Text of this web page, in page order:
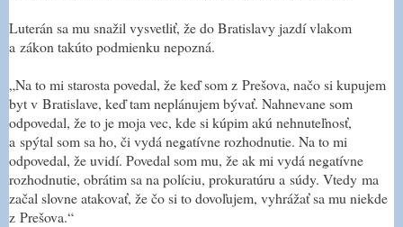
Luterán sa mu snažil vysvetliť, že do Bratislavy jazdí vlakom
a zákon takúto podmienku nepozná.
„Na to mi starosta povedal, že keď som z Prešova, načo si kupujem
byt v Bratislave, keď tam neplánujem bývať. Nahnevane som
odpovedal, že to je moja vec, kde si kúpim akú nehnuteľnosť,
a spýtal som sa ho, či vydá negatívne rozhodnutie. Na to mi
odpovedal, že uvidí. Povedal som mu, že ak mi vydá negatívne
rozhodnutie, obrátim sa na políciu, prokuratúru a súdy. Vtedy ma
začal slovne atakovať, že čo si to dovoľujem, vyhrážať sa mu niekde
z Prešova.“